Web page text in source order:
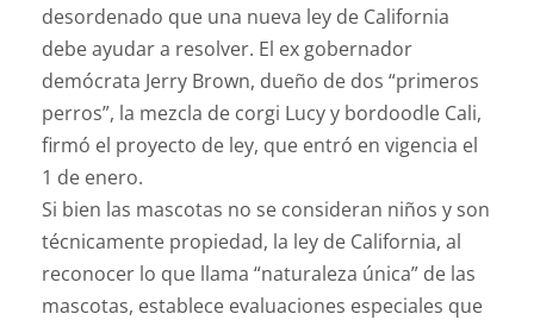
desordenado que una nueva ley de California
debe ayudar a resolver. El ex gobernador
demócrata Jerry Brown, dueño de dos “primeros
perros”, la mezcla de corgi Lucy y bordoodle Cali,
firmó el proyecto de ley, que entró en vigencia el
1 de enero.
Si bien las mascotas no se consideran niños y son
técnicamente propiedad, la ley de California, al
reconocer lo que llama “naturaleza única” de las
mascotas, establece evaluaciones especiales que